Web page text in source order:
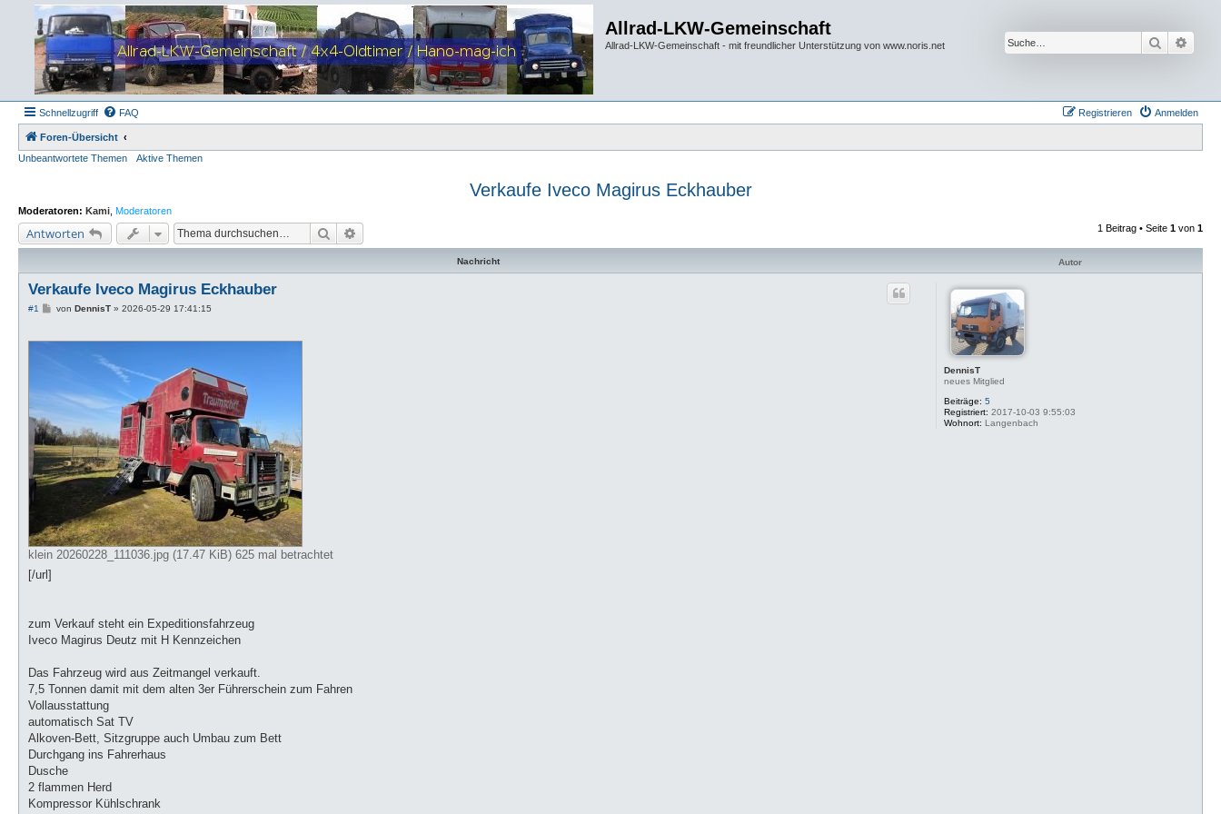
Allrad-LKW-Gemeinschaft
Allrad-LKW-Gemeinschaft - mit freundlicher Unterstützung von www.noris.net Suche
Schnellzugriff FAQ Anmelden
Registrieren
Foren-Übersicht
Unbeantwortete Themen
Aktive Themen
Verkaufe Iveco Magirus Eckhauber
Moderatoren: Kami Moderatoren
Antworten Suche 1 Beitrag • Seite 1 von 1
Nachricht Autor
DennisT
neues Mitglied
Beiträge: 5
Registriert: 2017-10-03 9:55:03
Wohnort: Langenbach
Verkaufe Iveco Magirus Eckhauber
#1
B
t
von DennisT» 2026-05-29 17:41:15
klein 20260228_111036.jpg (17.47 KiB) 625 mal betrachtet
[/url]
zum Verkauf steht ein Expeditionsfahrzeug
Iveco Magirus Deutz mit H Kennzeichen
Das Fahrzeug wird aus Zeitmangel verkauft.
7,5 Tonnen damit mit dem alten 3er Führerschein zum Fahren
Vollausstattung
automatisch Sat TV
Alkoven-Bett, Sitzgruppe auch Umbau zum Bett
Durchgang ins Fahrerhaus
Dusche
2 flammen Herd
Kompressor Kühlschrank